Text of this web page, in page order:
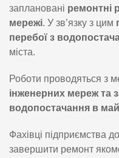
заплановані ремонтні
мережі. У зв’язку з цим
перебої з
міста.
Роботи проводяться з
інженерних мереж та
водопостачання в
Фахівці підприємства
завершити ремонт